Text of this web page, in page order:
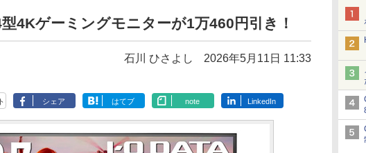
4Kゲーミングモニターが1万460円引き！
石川 ひさよし 2026年5月11日 11:33
シェア はてブ note LinkedIn